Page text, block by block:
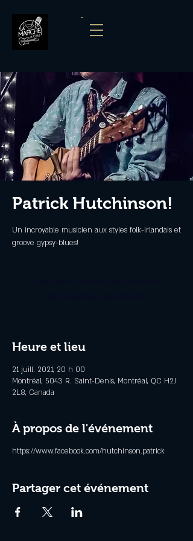
Patrick Hutchinson!
Un incroyable musicien aux styles folk-Irlandais et
groove gypsy-blues!
Heure et lieu
21 juill. 2021, 20 h 00
Montréal, 5043 R. Saint-Denis, Montréal, QC H2J
2L8, Canada
À propos de l'événement
https://www.facebook.com/hutchinson.patrick
Partager cet événement